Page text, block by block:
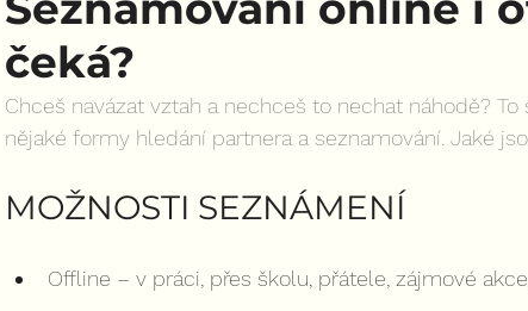
čeká?
Chceš navázat vztah a nechceš to nechat náhodě?
nějaké formy hledání partnera a seznamování. Jaké
MOŽNOSTI SEZNÁMENÍ
Offline – v práci, přes školu, přátele, zájmové